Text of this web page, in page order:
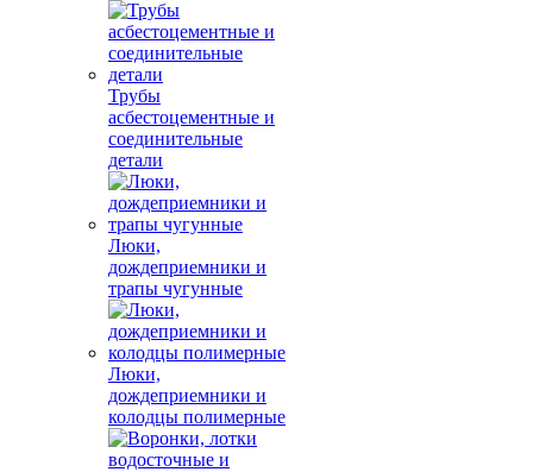
Трубы
асбестоцементные и
соединительные
детали
Люки,
дождеприемники и
трапы чугунные
Люки,
дождеприемники и
колодцы полимерные